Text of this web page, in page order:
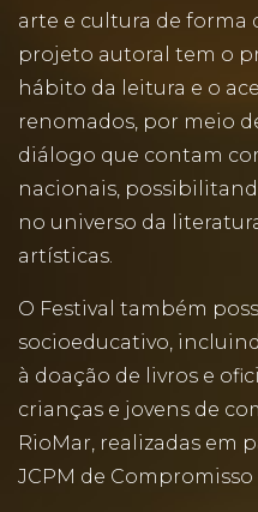
arte e cultura de forma
projeto autoral tem o
hábito da leitura e o
renomados, por meio
diálogo que contam
nacionais,
no universo da
artísticas.
O Festival também
socioeducativo,
à doação de livros e
crianças e jovens de
RioMar, realizadas em
JCPM de Compromisso